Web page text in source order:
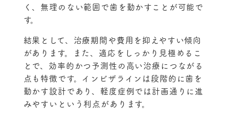
く、無理のない範囲で歯を動かすことが可能で
す。
結果として、治療期間や費用を抑えやすい傾向
があります。また、適応をしっかり見極めるこ
とで、効率的かつ予測性の高い治療につながる
点も特徴です。インビザラインは段階的に歯を
動かす設計であり、軽度症例では計画通りに進
みやすいという利点があります。